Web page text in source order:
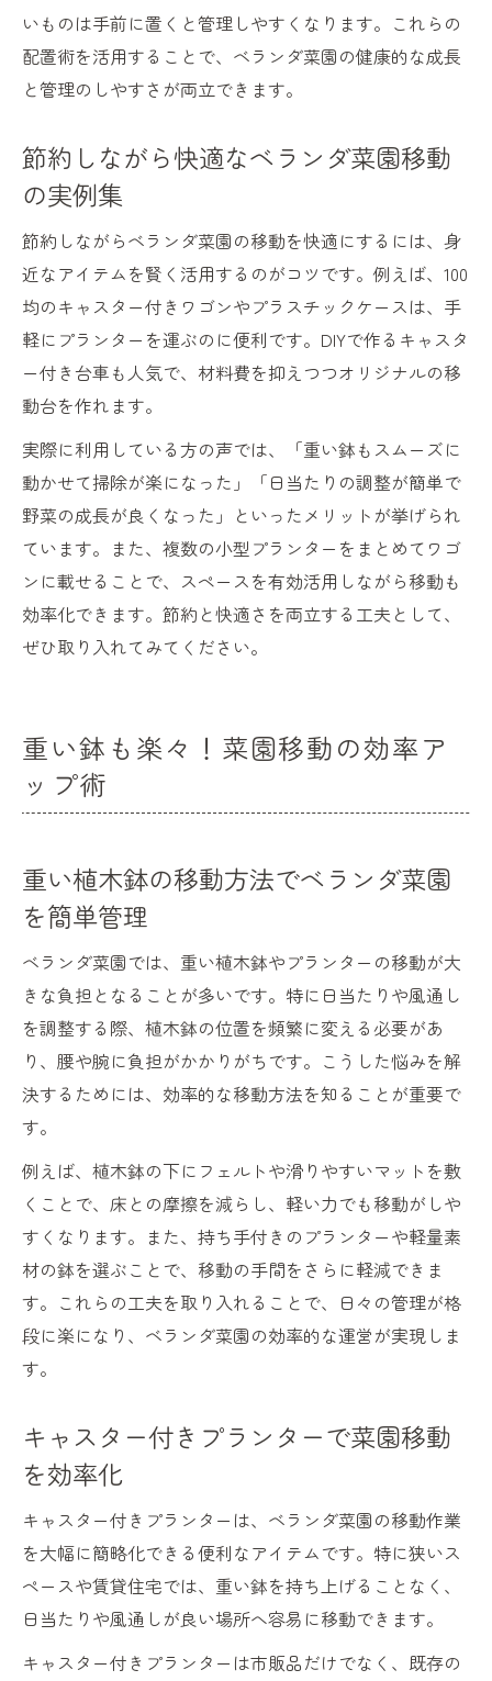
いものは手前に置くと管理しやすくなります。これらの
配置術を活用することで、ベランダ菜園の健康的な成長
と管理のしやすさが両立できます。
節約しながら快適なベランダ菜園移動
の実例集
節約しながらベランダ菜園の移動を快適にするには、身
近なアイテムを賢く活用するのがコツです。例えば、100
均のキャスター付きワゴンやプラスチックケースは、手
軽にプランターを運ぶのに便利です。DIYで作るキャスタ
ー付き台車も人気で、材料費を抑えつつオリジナルの移
動台を作れます。
実際に利用している方の声では、「重い鉢もスムーズに
動かせて掃除が楽になった」「日当たりの調整が簡単で
野菜の成長が良くなった」といったメリットが挙げられ
ています。また、複数の小型プランターをまとめてワゴ
ンに載せることで、スペースを有効活用しながら移動も
効率化できます。節約と快適さを両立する工夫として、
ぜひ取り入れてみてください。
重い鉢も楽々！菜園移動の効率ア
ップ術
重い植木鉢の移動方法でベランダ菜園
を簡単管理
ベランダ菜園では、重い植木鉢やプランターの移動が大
きな負担となることが多いです。特に日当たりや風通し
を調整する際、植木鉢の位置を頻繁に変える必要があ
り、腰や腕に負担がかかりがちです。こうした悩みを解
決するためには、効率的な移動方法を知ることが重要で
す。
例えば、植木鉢の下にフェルトや滑りやすいマットを敷
くことで、床との摩擦を減らし、軽い力でも移動がしや
すくなります。また、持ち手付きのプランターや軽量素
材の鉢を選ぶことで、移動の手間をさらに軽減できま
す。これらの工夫を取り入れることで、日々の管理が格
段に楽になり、ベランダ菜園の効率的な運営が実現しま
す。
キャスター付きプランターで菜園移動
を効率化
キャスター付きプランターは、ベランダ菜園の移動作業
を大幅に簡略化できる便利なアイテムです。特に狭いス
ペースや賃貸住宅では、重い鉢を持ち上げることなく、
日当たりや風通しが良い場所へ容易に移動できます。
キャスター付きプランターは市販品だけでなく、既存の